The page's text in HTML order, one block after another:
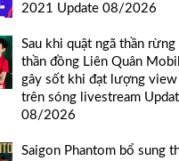
2021 Update 08/2026
Sau khi quật ngã thần rừng
thần đồng Liên Quân
gây sốt khi đạt lượng
trên sóng livestream
08/2026
Saigon Phantom bổ sung